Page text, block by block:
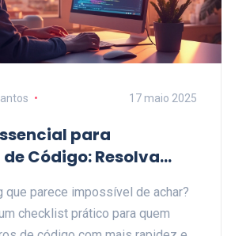
17 maio 2025
para
Código: Resolva
que parece impossível de achar?
checklist prático para quem